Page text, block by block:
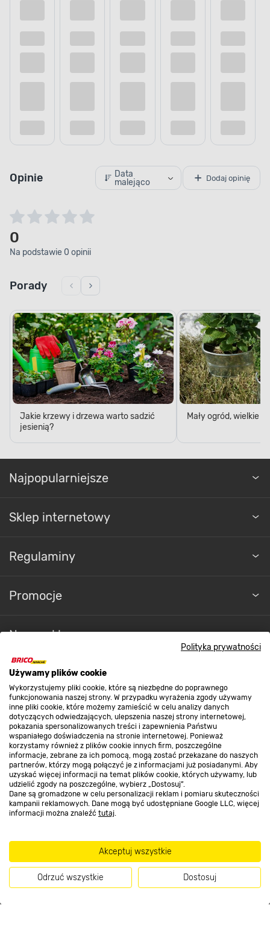
Polityka prywatności
Używamy plików cookie
Wykorzystujemy pliki cookie, które są niezbędne do poprawnego
funkcjonowania naszej strony. W przypadku wyrażenia zgody używamy
inne pliki cookie, które możemy zamieścić w celu analizy danych
dotyczących odwiedzających, ulepszenia naszej strony internetowej,
pokazania spersonalizowanych treści i zapewnienia Państwu
wspaniałego doświadczenia na stronie internetowej. Ponieważ
korzystamy również z plików cookie innych firm, poszczególne
informacje, zebrane za ich pomocą, mogą zostać przekazane do naszych
partnerów, którzy mogą połączyć je z informacjami już posiadanymi. Aby
uzyskać więcej informacji na temat plików cookie, których używamy, lub
udzielić zgody na poszczególne, wybierz „Dostosuj”.
Dane są gromadzone w celu personalizacji reklam i pomiaru skuteczności
kampanii reklamowych. Dane mogą być udostępniane Google LLC, więcej
informacji można znaleźć tutaj.
Akceptuj wszystkie
Odrzuć wszystkie Dostosuj
Opinie
Data
malejąco
Dodaj opinię
0
Na podstawie 0 opinii
Porady
Jakie krzewy i drzewa warto sadzić
jesienią?
Mały ogród, wielkie
Najpopularniejsze
Sklep internetowy
Regulaminy
Promocje
Nasze sklepy
O nas
Kontakt do sklepu
Strefa biznesu
Dołącz do nas
Metody płatności